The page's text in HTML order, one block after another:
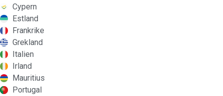
Cypern
Estland
Frankrike
Grekland
Italien
Irland
Mauritius
Portugal